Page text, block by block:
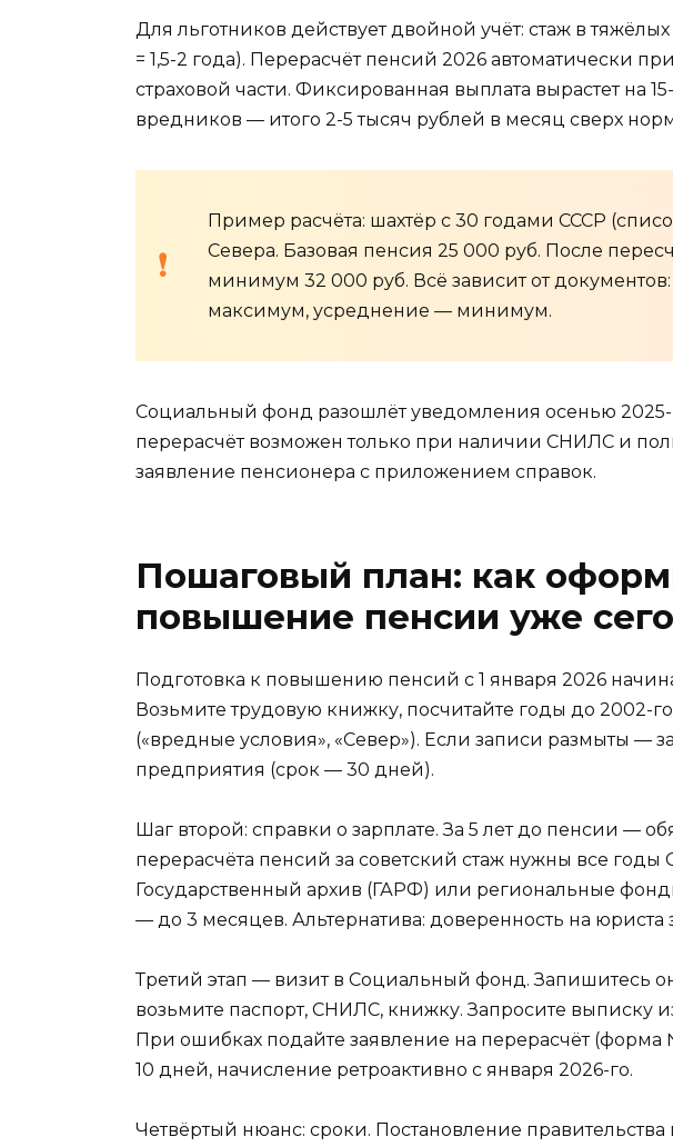
Для льготников действует двойной учёт: стаж в тяжёлых
= 1,5-2 года). Перерасчёт пенсий 2026 автоматически
страховой части. Фиксированная выплата вырастет на
вредников — итого 2-5 тысяч рублей в месяц сверх
Пример расчёта: шахтёр с 30 годами СССР
Севера. Базовая пенсия 25 000 руб. После
минимум 32 000 руб. Всё зависит от
максимум, усреднение — минимум.
Социальный фонд разошлёт уведомления осенью 2025-
перерасчёт возможен только при наличии СНИЛС и
заявление пенсионера с приложением справок.
Пошаговый план: как
повышение пенсии уже
Подготовка к повышению пенсий с 1 января 2026
Возьмите трудовую книжку, посчитайте годы до 2002-
(«вредные условия», «Север»). Если записи размыты —
предприятия (срок — 30 дней).
Шаг второй: справки о зарплате. За 5 лет до пенсии —
перерасчёта пенсий за советский стаж нужны все годы
Государственный архив (ГАРФ) или региональные
— до 3 месяцев. Альтернатива: доверенность на юриста
Третий этап — визит в Социальный фонд. Запишитесь
возьмите паспорт, СНИЛС, книжку. Запросите выписку
При ошибках подайте заявление на перерасчёт
10 дней, начисление ретроактивно с января 2026-го.
Четвёртый нюанс: сроки. Постановление